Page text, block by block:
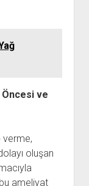
Öncesi ve
verme,
oluşan
ameliyat